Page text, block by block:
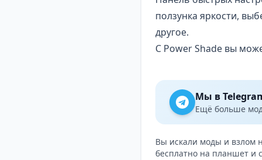
ползунка яркости,
другое.
С Power Shade вы
Мы в
Ещё больше
Вы искали моды и взлом
бесплатно на планшет и